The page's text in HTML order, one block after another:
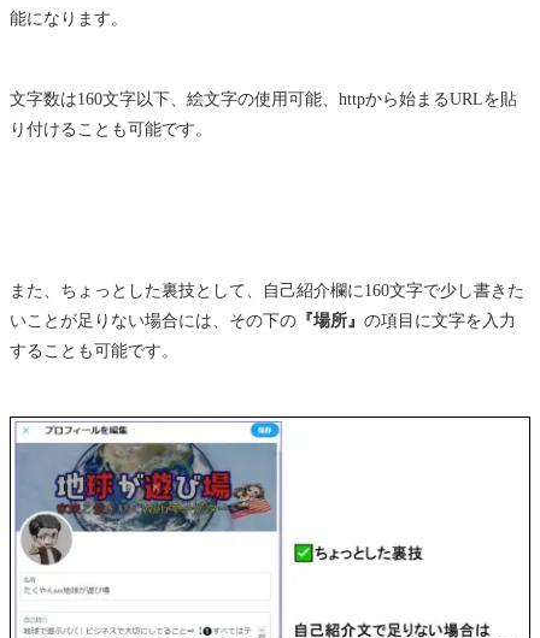
能になります。
文字数は160文字以下、絵文字の使用可能、httpから始まるURLを貼
り付けることも可能です。
また、ちょっとした裏技として、自己紹介欄に160文字で少し書きた
いことが足りない場合には、その下の 『場所』 の項目に文字を入力
することも可能です。